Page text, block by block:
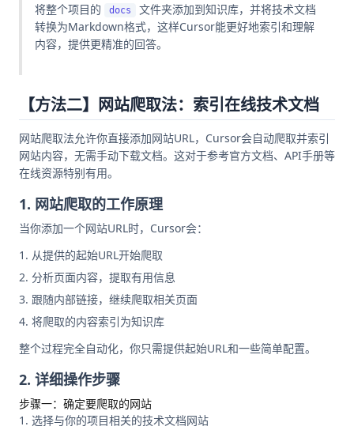
将整个项目的 docs
文件夹添加到知识库，并将技术文档
转换为Markdown格式，这样Cursor能更好地索引和理解
内容，提供更精准的回答。
【方法二】网站爬取法：索引在线技术文档
网站爬取法允许你直接添加网站URL，Cursor会自动爬取并索引
网站内容，无需手动下载文档。这对于参考官方文档、API手册等
在线资源特别有用。
1. 网站爬取的工作原理
当你添加一个网站URL时，Cursor会：
从提供的起始URL开始爬取
分析页面内容，提取有用信息
跟随内部链接，继续爬取相关页面
将爬取的内容索引为知识库
整个过程完全自动化，你只需提供起始URL和一些简单配置。
2. 详细操作步骤
步骤一：确定要爬取的网站
选择与你的项目相关的技术文档网站